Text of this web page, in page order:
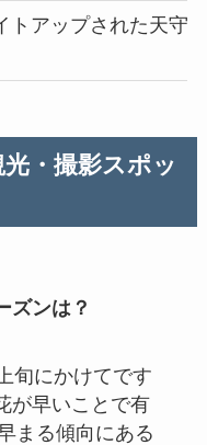
トアップされた天守
・撮影スポッ
ズンは？
旬にかけてです
が早いことで有
まる傾向にある